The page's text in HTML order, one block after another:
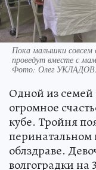
Пока малышки
проведут вместе с
Фото: Олег УКЛАДОВ.
Одной из семей
огромное
кубе. Тройня
облздраве.
волгоградки